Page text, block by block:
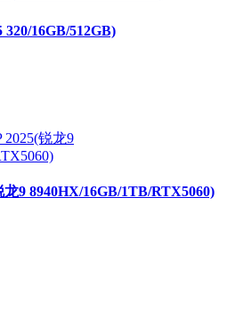
16GB/512GB)
9 8940HX/16GB/1TB/RTX5060)